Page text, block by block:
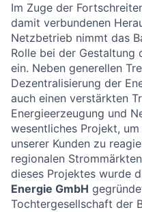
Im Zuge der
damit verbundenen
Netzbetrieb nimmt das
Rolle bei der Gestaltung
ein. Neben generellen
Dezentralisierung der
auch einen verstärkten
Energieerzeugung und
wesentliches Projekt,
unserer Kunden zu
regionalen
dieses Projektes wurde
Energie GmbH
Tochtergesellschaft der